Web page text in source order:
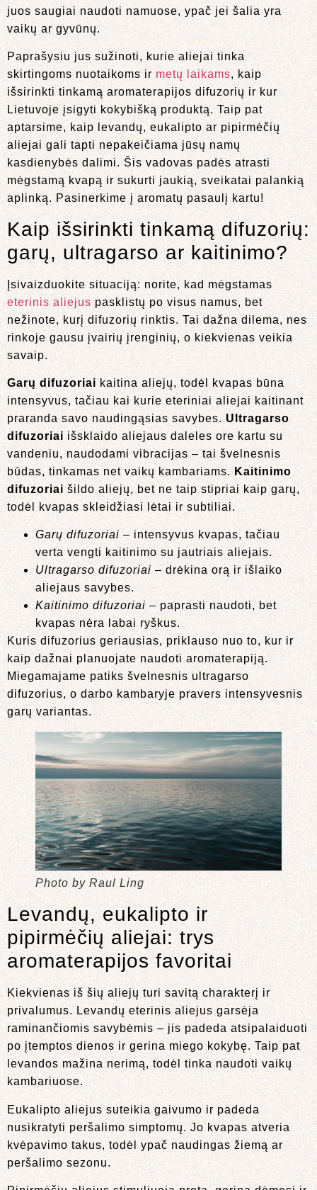
juos saugiai naudoti namuose, ypač jei šalia yra
vaikų ar gyvūnų.
Paprašysiu jus sužinoti, kurie aliejai tinka
skirtingoms nuotaikoms ir metų laikams, kaip
išsirinkti tinkamą aromaterapijos difuzorių ir kur
Lietuvoje įsigyti kokybišką produktą. Taip pat
aptarsime, kaip levandų, eukalipto ar pipirmėčių
aliejai gali tapti nepakeičiama jūsų namų
kasdienybės dalimi. Šis vadovas padės atrasti
mėgstamą kvapą ir sukurti jaukią, sveikatai palankią
aplinką. Pasinerkime į aromatų pasaulį kartu!
Kaip išsirinkti tinkamą difuzorių:
garų, ultragarso ar kaitinimo?
Įsivaizduokite situaciją: norite, kad mėgstamas
eterinis aliejus pasklistų po visus namus, bet
nežinote, kurį difuzorių rinktis. Tai dažna dilema, nes
rinkoje gausu įvairių įrenginių, o kiekvienas veikia
savaip.
Garų difuzoriai kaitina aliejų, todėl kvapas būna
intensyvus, tačiau kai kurie eteriniai aliejai kaitinant
praranda savo naudingąsias savybes. Ultragarso
difuzoriai išsklaido aliejaus daleles ore kartu su
vandeniu, naudodami vibracijas – tai švelnesnis
būdas, tinkamas net vaikų kambariams. Kaitinimo
difuzoriai šildo aliejų, bet ne taip stipriai kaip garų,
todėl kvapas skleidžiasi lėtai ir subtiliai.
Garų difuzoriai – intensyvus kvapas, tačiau
verta vengti kaitinimo su jautriais aliejais.
Ultragarso difuzoriai – drėkina orą ir išlaiko
aliejaus savybes.
Kaitinimo difuzoriai – paprasti naudoti, bet
kvapas nėra labai ryškus.
Kuris difuzorius geriausias, priklauso nuo to, kur ir
kaip dažnai planuojate naudoti aromaterapiją.
Miegamajame patiks švelnesnis ultragarso
difuzorius, o darbo kambaryje pravers intensyvesnis
garų variantas.
Photo by Raul Ling
Levandų, eukalipto ir
pipirmėčių aliejai: trys
aromaterapijos favoritai
Kiekvienas iš šių aliejų turi savitą charakterį ir
privalumus. Levandų eterinis aliejus garsėja
raminančiomis savybėmis – jis padeda atsipalaiduoti
po įtemptos dienos ir gerina miego kokybę. Taip pat
levandos mažina nerimą, todėl tinka naudoti vaikų
kambariuose.
Eukalipto aliejus suteikia gaivumo ir padeda
nusikratyti peršalimo simptomų. Jo kvapas atveria
kvėpavimo takus, todėl ypač naudingas žiemą ar
peršalimo sezonu.